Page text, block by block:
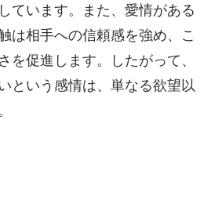
ています。また、愛情がある
は相手への信頼感を強め、こ
を促進します。したがって、
という感情は、単なる欲望以